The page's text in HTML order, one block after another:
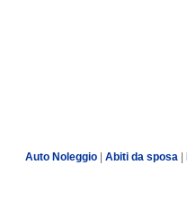
Auto Noleggio Abiti da sposa